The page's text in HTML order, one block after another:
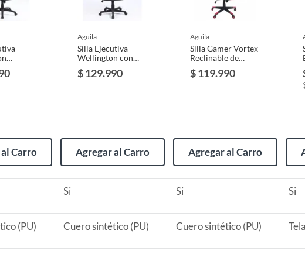
Carro
aguila
Silla Ejecutiva
Wellington con
Respaldo Alto de
Cuero Sintético y
$ 129.990
Agregar al Carro
aguila
Silla Gamer Vortex
Reclinable de
Cuero Sintético -
Negro y Rojo
$ 119.990
Agregar al Carro
Si Si Si
(PU) Cuero sintético (PU) Cuero sintético (PU) Tela